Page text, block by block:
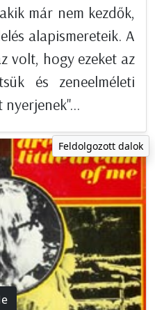
már nem kezdők,
alapismereteik. A
volt, hogy ezeket az
és zeneelméleti
Feldolgozott dalok